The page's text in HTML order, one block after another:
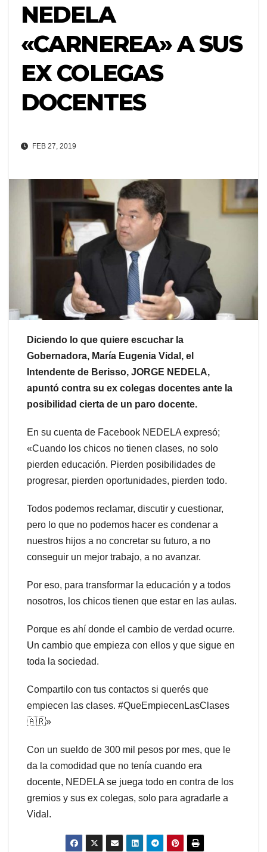
NEDELA
«CARNEREA» A SUS
EX COLEGAS
DOCENTES
FEB 27, 2019
Diciendo lo que quiere escuchar la
Gobernadora, María Eugenia Vidal, el
Intendente de Berisso, JORGE NEDELA,
apuntó contra su ex colegas docentes ante la
posibilidad cierta de un paro docente.
En su cuenta de Facebook NEDELA expresó;
«Cuando los chicos no tienen clases, no solo
pierden educación. Pierden posibilidades de
progresar, pierden oportunidades, pierden todo.
Todos podemos reclamar, discutir y cuestionar,
pero lo que no podemos hacer es condenar a
nuestros hijos a no concretar su futuro, a no
conseguir un mejor trabajo, a no avanzar.
Por eso, para transformar la educación y a todos
nosotros, los chicos tienen que estar en las aulas.
Porque es ahí donde el cambio de verdad ocurre.
Un cambio que empieza con ellos y que sigue en
toda la sociedad.
Compartilo con tus contactos si querés que
empiecen las clases. #QueEmpiecenLasClases
🇦🇷»
Con un sueldo de 300 mil pesos por mes, que le
da la comodidad que no tenía cuando era
docente, NEDELA se juega todo en contra de los
gremios y sus ex colegas, solo para agradarle a
Vidal.